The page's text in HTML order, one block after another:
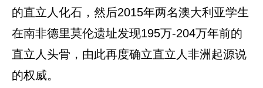
的直立人化石，然后2015年两名澳大利亚学生
在南非德里莫伦遗址发现195万-204万年前的
直立人头骨，由此再度确立直立人非洲起源说
的权威。